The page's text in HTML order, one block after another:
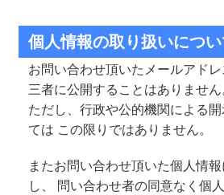
個人情報の取り扱いについ
お問い合わせ頂いたメールアド
三者に公開することはありません
ただし、行政や公的機関による
ては この限りではありません。
またお問い合わせ頂いた個人情
し、 問い合わせ者の同意なく個